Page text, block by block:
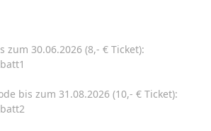
zum 30.06.2026 (8,- € Ticket):
bis zum 31.08.2026 (10,- € Ticket):